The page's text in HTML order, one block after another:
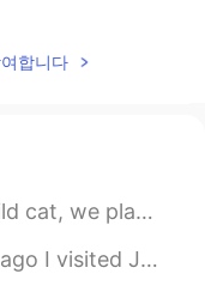
2022.02.09 05:52
ら日本在住だと
だった😂😳
2021.12.17 23:34
합니다
if a stranger saw me they...
the best experience of my lif...